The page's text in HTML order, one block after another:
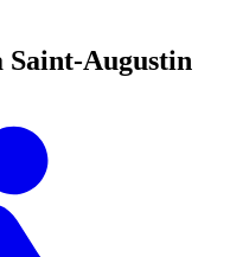
Saint-Augustin